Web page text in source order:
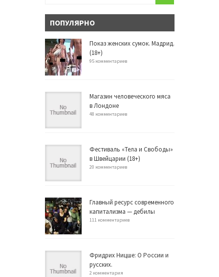
ПОПУЛЯРНО
Показ женских сумок. Мадрид.
(18+)
95 комментариев
Магазин человеческого мяса
в Лондоне
48 комментариев
Фестиваль «Тела и Свободы»
в Швейцарии (18+)
20 комментариев
Главный ресурс современного
капитализма — дебилы
111 комментариев
Фридрих Ницше: О России и
русских.
2 комментария